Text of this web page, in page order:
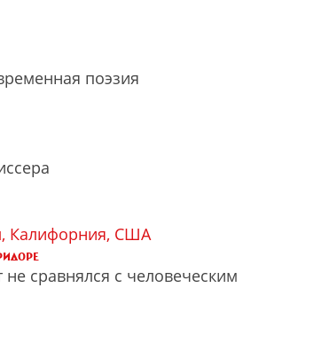
поэзия
Калифорния, США
не сравнялся с человеческим